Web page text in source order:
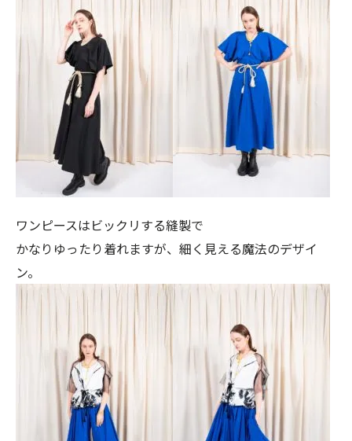
ワンピースはビックリする縫製で
かなりゆったり着れますが、細く見える魔法のデザイ
ン。